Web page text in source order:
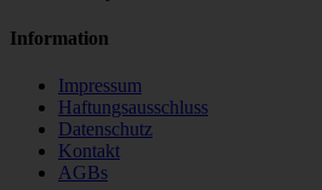
Information
Impressum
Haftungsausschluss
Datenschutz
Kontakt
AGBs